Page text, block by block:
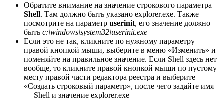
Обратите внимание на значение строкового параметра
Shell. Там должно быть указано explorer.exe. Также
посмотрите на параметр userinit, его значение должно
быть c:\windows\system32\userinit.exe
Если это не так, кликните по нужному параметру
правой кнопкой мыши, выберите в меню «Изменить» и
поменяйте на правильное значение. Если Shell здесь нет
вообще, то кликните правой кнопкой мыши по пустому
месту правой части редактора реестра и выберите
«Создать строковый параметр», после чего задайте имя
— Shell и значение explorer.exe